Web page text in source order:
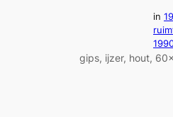
in
gips, ijzer, hout,